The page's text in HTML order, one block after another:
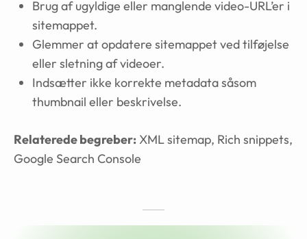
Brug af ugyldige eller manglende video-URL’er i
sitemappet.
Glemmer at opdatere sitemappet ved tilføjelse
eller sletning af videoer.
Indsætter ikke korrekte metadata såsom
thumbnail eller beskrivelse.
Relaterede begreber: XML sitemap, Rich snippets,
Google Search Console